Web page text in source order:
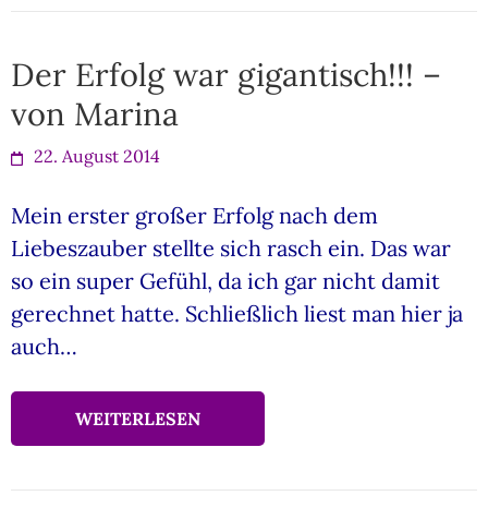
Der Erfolg war gigantisch!!! –
von Marina
22. August 2014
Mein erster großer Erfolg nach dem
Liebeszauber stellte sich rasch ein. Das war
so ein super Gefühl, da ich gar nicht damit
gerechnet hatte. Schließlich liest man hier ja
auch…
WEITERLESEN